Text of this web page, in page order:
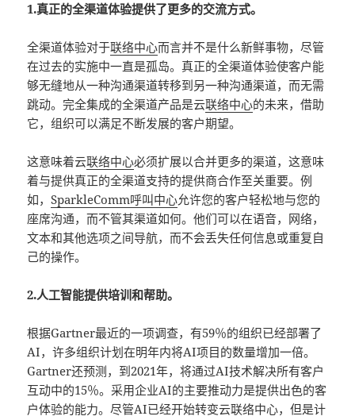
1.真正的全渠道体验提供了更多的交流方式。
全渠道体验对于联络中心而言并不是什么新鲜事物，尽管
在过去的实施中一直是孤岛。真正的全渠道体验使客户能
够无缝地从一种沟通渠道转移到另一种沟通渠道，而无需
跳动。完全集成的全渠道产品是云联络中心的未来，借助
它，组织可以满足不断发展的客户期望。
这意味着云联络中心必须扩展以合并更多的渠道，这意味
着与提供真正的全渠道支持的提供商合作至关重要。例
如，SparkleComm呼叫中心允许您的客户轻松地与您的
座席沟通，而不管其渠道如何。他们可以在语音，网络，
文本和其他选项之间导航，而不会丢失任何信息或重复自
己的操作。
2.人工智能提供培训和帮助。
根据Gartner最近的一项调查，有59％的组织已经部署了
AI，许多组织计划在明年内将AI项目的数量增加一倍。
Gartner还预测，到2021年，将通过AI技术解决所有客户
互动中的15％。采用企业AI的主要推动力是提供出色的客
户体验的能力。尽管AI已经开始转变云联络中心，但是计